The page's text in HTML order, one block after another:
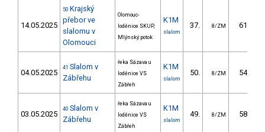
14.05.2025
50 Krajský
přebor ve
slalomu v
Olomouci
Olomouc-
loděnice SKUP,
Mlýnský potok
K1M
slalom
37. 8/ZM 61.10
04.05.2025
41 Slalom v
Zábřehu
řeka Sázava u
loděnice VS
Zábřeh
K1M
slalom
50. 8/ZM 54.60
03.05.2025
40 Slalom v
Zábřehu
řeka Sázava u
loděnice VS
Zábřeh
K1M
slalom
49. 8/ZM 58.40